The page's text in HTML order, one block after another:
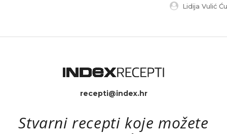
Lidija Vulić
recepti@index.hr
Stvarni recepti koje možete